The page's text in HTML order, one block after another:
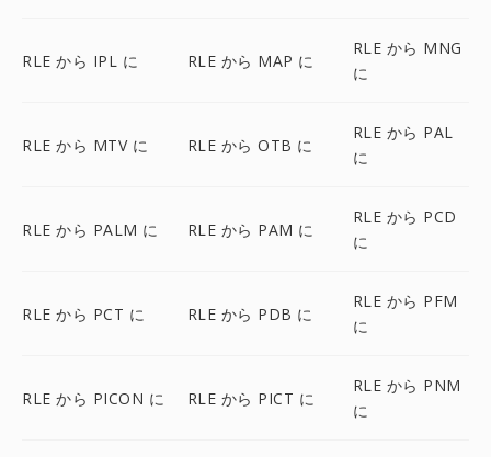
RLE から IPL に RLE から MAP に
RLE から MNG
に
RLE から MTV に RLE から OTB に
RLE から PAL
に
RLE から PALM に RLE から PAM に
RLE から PCD
に
RLE から PCT に RLE から PDB に
RLE から PFM
に
RLE から PICON に RLE から PICT に
RLE から PNM
に